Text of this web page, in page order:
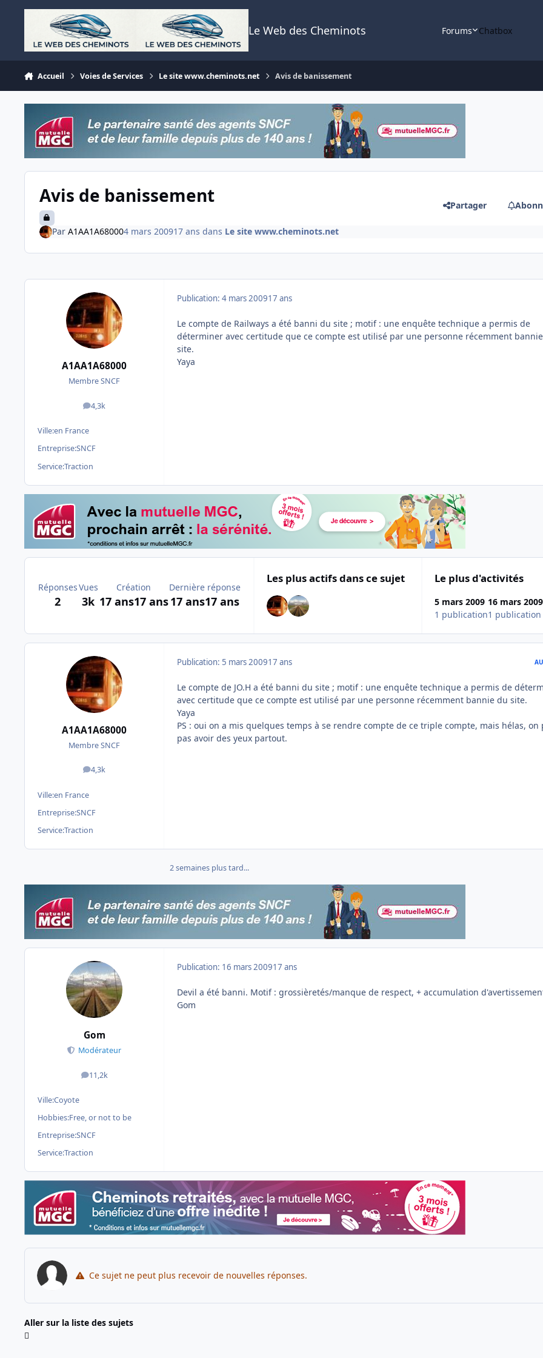
Aller au contenu
Le Web des Cheminots Forums Chatbox
Accueil Voies de Services Le site www.cheminots.net Avis de banissement
Avis de banissement Partager
Par A1AA1A680004 mars 200917 ans dans Le site www.cheminots.net
A1AA1A68000
Membre SNCF
4,3k
messages
Ville:en France
Entreprise:SNCF
Service:Traction
Publication: 4 mars 200917 ans
Le compte de Railways a été banni du site ; motif : une enquête technique a permis de
déterminer avec certitude que ce compte est utilisé par une personne récemment
site.
Yaya
Réponses
2
Vues
3k
Création
17 ans17 ans
Dernière réponse
17 ans17 ans
Les plus actifs dans ce sujet Le plus d'activités
5 mars 2009
1 publication
16 mars 2009
1 publication
A1AA1A68000
Membre SNCF
4,3k
messages
Ville:en France
Entreprise:SNCF
Service:Traction
Publication: 5 mars 200917 ans
Le compte de JO.H a été banni du site ; motif : une enquête technique a permis de
avec certitude que ce compte est utilisé par une personne récemment bannie du site.
Yaya
PS : oui on a mis quelques temps à se rendre compte de ce triple compte, mais hélas, on
pas avoir des yeux partout.
2 semaines plus tard...
Gom
Modérateur
11,2k
messages
Ville:Coyote
Hobbies:Free, or not to be
Entreprise:SNCF
Service:Traction
Publication: 16 mars 200917 ans
Devil a été banni. Motif : grossièretés/manque de respect, + accumulation
Gom
Ce sujet ne peut plus recevoir de nouvelles réponses.
Aller sur la liste des sujets